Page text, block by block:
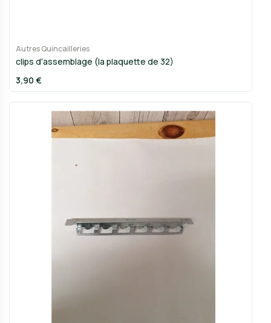
Autres Quincailleries
clips d'assemblage (la plaquette de 32)
3,90 €